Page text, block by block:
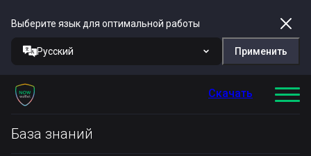
Выберите язык для оптимальной работы
Русский Применить
Скачать
База знаний